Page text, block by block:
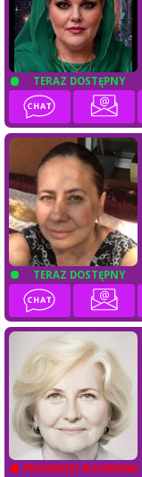
TERAZ DOSTĘPNY
TERAZ DOSTĘPNY
PROWADZI ROZMOWĘ